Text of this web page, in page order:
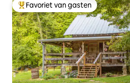
Topfavoriet van gasten
Favoriet van gasten